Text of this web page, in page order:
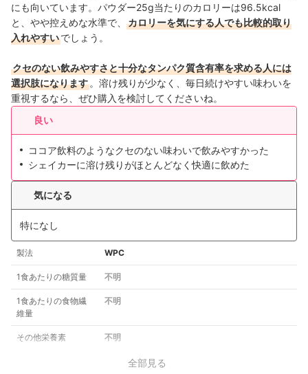
にも向いています。パウダー25g当たりのカロリーは96.5kcal
と、やや控えめな水準で、
カロリーを気にする人でも比較的取り
入れやすいでしょう。
クセのない飲みやすさと十分なタンパク質含有率を求める人には
選択肢になります 。溶け残りが少なく、毎日続けやすい味わいを
重視するなら、ぜひ購入を検討してくださいね。
良い
ココア飲料のようなクセのない味わいで飲みやすかった
シェイカーに溶け残りがほとんどなく快適に飲めた
気になる
特になし
製法 WPC
1食あたりの糖質量 不明
1食あたりの食物繊
維量
不明
その他栄養素 不明
全部見る